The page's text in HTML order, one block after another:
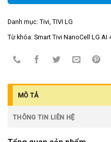
Danh mục: Tivi, TIVI LG
Từ khóa: Smart Tivi NanoCell LG AI
MÔ TẢ
THÔNG TIN LIÊN HỆ